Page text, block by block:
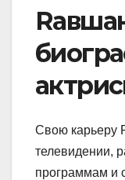
Свою карьеру
телевидении,
программам и